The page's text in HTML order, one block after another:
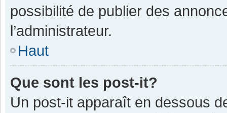
possibilité de publier des
l’administrateur.
Haut
Que sont les post-it?
Un post-it apparaît en dessous